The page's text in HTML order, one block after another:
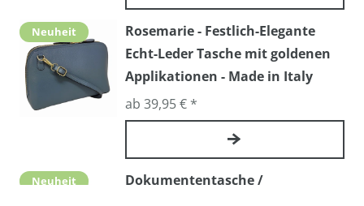
Neuheit
Rosemarie - Festlich-Elegante
Echt-Leder Tasche mit goldenen
Applikationen - Made in Italy
ab 39,95 € *
Neuheit
Dokumententasche /